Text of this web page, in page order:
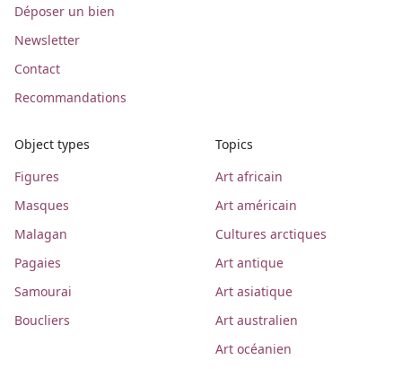
Déposer un bien
Newsletter
Contact
Recommandations
Object types
Figures
Masques
Malagan
Pagaies
Samourai
Boucliers
Topics
Art africain
Art américain
Cultures arctiques
Art antique
Art asiatique
Art australien
Art océanien